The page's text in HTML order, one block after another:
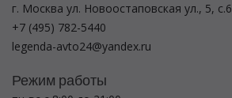
г. Москва ул. Новоостаповская ул., 5, с.6
+7 (495) 782-5440
legenda-avto24@yandex.ru
Режим работы